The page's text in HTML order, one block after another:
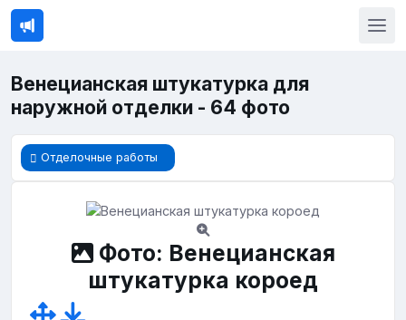
Венецианская штукатурка для
наружной отделки - 64 фото
Отделочные работы
Фото: Венецианская
штукатурка короед